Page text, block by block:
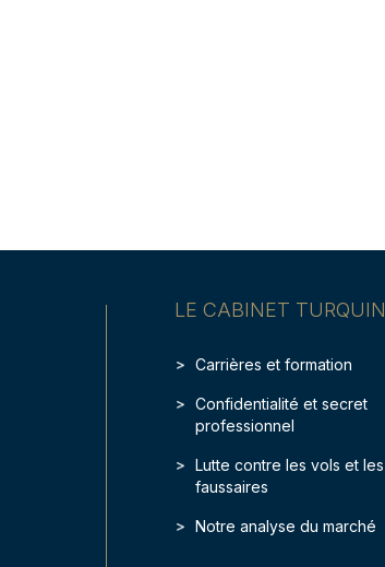
LE CABINET TURQUIN
Carrières et formation
Confidentialité et secret
professionnel
Lutte contre les vols et les
faussaires
Notre analyse du marché